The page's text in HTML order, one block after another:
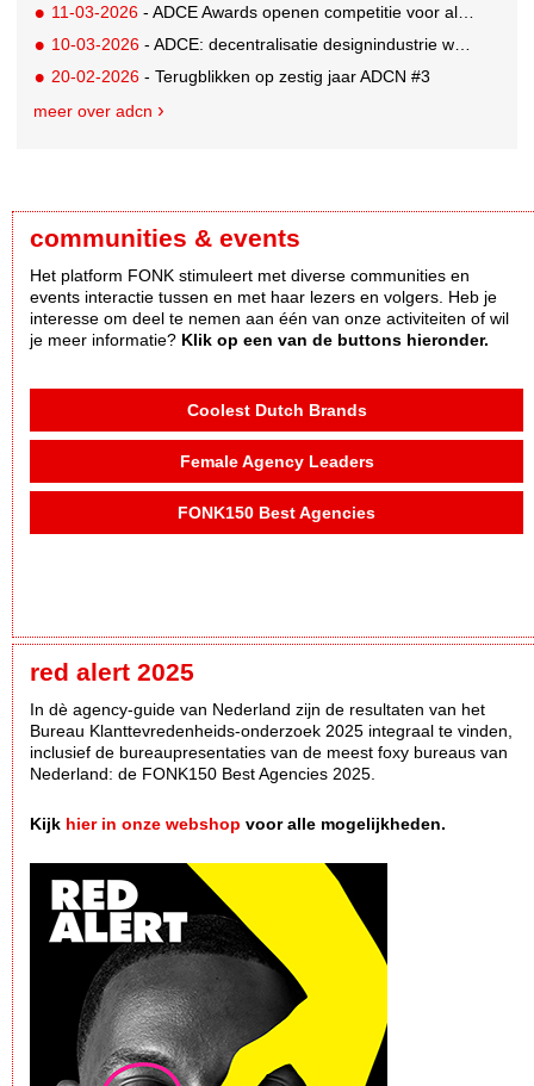
11-03-2026 - ADCE Awards openen competitie voor alle inzendingen uit 34 Europese shows
10-03-2026 - ADCE: decentralisatie designindustrie wordt een blijvertje
20-02-2026 - Terugblikken op zestig jaar ADCN #3
meer over adcn
communities & events
Het platform FONK stimuleert met diverse communities en
events interactie tussen en met haar lezers en volgers. Heb je
interesse om deel te nemen aan één van onze activiteiten of wil
je meer informatie? Klik op een van de buttons hieronder.
Coolest Dutch Brands
Female Agency Leaders
FONK150 Best Agencies
red alert 2025
In dè agency-guide van Nederland zijn de resultaten van het
Bureau Klanttevredenheids-onderzoek 2025 integraal te vinden,
inclusief de bureaupresentaties van de meest foxy bureaus van
Nederland: de FONK150 Best Agencies 2025.
Kijk hier in onze webshop voor alle mogelijkheden.